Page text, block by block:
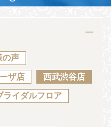
Ring
の声
ザ店 西武渋谷店
イダルフロア